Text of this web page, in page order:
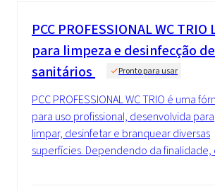
PCC PROFESSIONAL WC
para limpeza e desinfecção
sanitários
Pronto para usar
PCC PROFESSIONAL WC TRIO é uma
para uso profissional, desenvolvida para
limpar, desinfetar e branquear diversas
superfícies. Dependendo da finalidade,